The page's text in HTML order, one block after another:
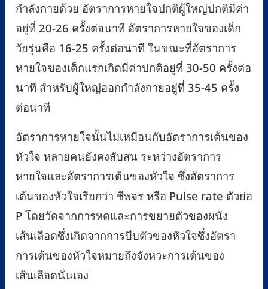
กำลังกายด้วย อัตราการหายใจปกติผู้ใหญ่ปกติมีค่า
อยู่ที่ 20-26 ครั้งต่อนาที อัตราการหายใจของเด็ก
วัยรุ่นคือ 16-25 ครั้งต่อนาที ในขณะที่อัตราการ
หายใจของเด็กแรกเกิดมีค่าปกติอยู่ที่ 30-50 ครั้งต่อ
นาที สำหรับผู้ใหญ่ออกกำลังกายอยู่ที่ 35-45 ครั้ง
ต่อนาที
อัตราการหายใจนั้นไม่เหมือนกับอัตราการเต้นของ
หัวใจ หลายคนยังคงสับสน ระหว่างอัตราการ
หายใจและอัตราการเต้นของหัวใจ ซึ่งอัตราการ
เต้นของหัวใจเรียกว่า ชีพจร หรือ Pulse rate ตัวย่อ
P โดยวัดจากการหดและการขยายตัวของผนัง
เส้นเลือดซึ่งเกิดจากการบีบตัวของหัวใจซึ่งอัตรา
การเต้นของหัวใจหมายถึงจังหวะการเต้นของ
เส้นเลือดนั่นเอง